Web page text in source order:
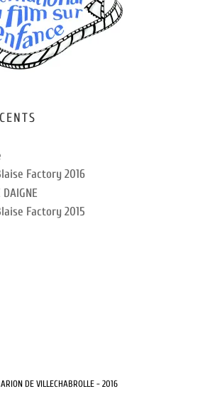
Factory 2016
Factory 2015
DE VILLECHABROLLE - 2016